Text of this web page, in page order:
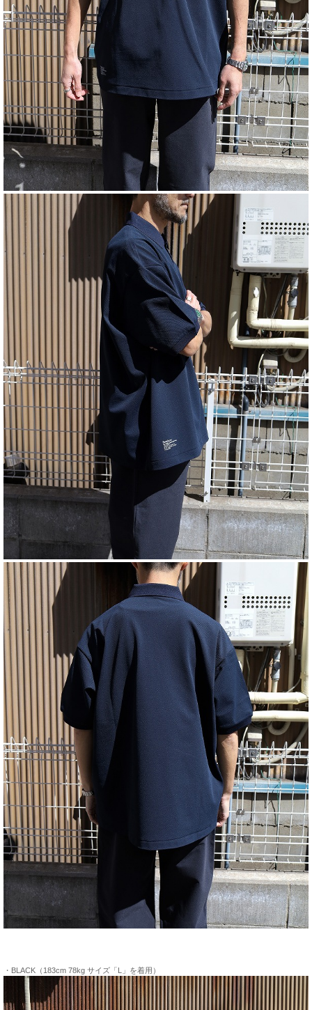
・BLACK（183cm 78kg サイズ「L」を着用）